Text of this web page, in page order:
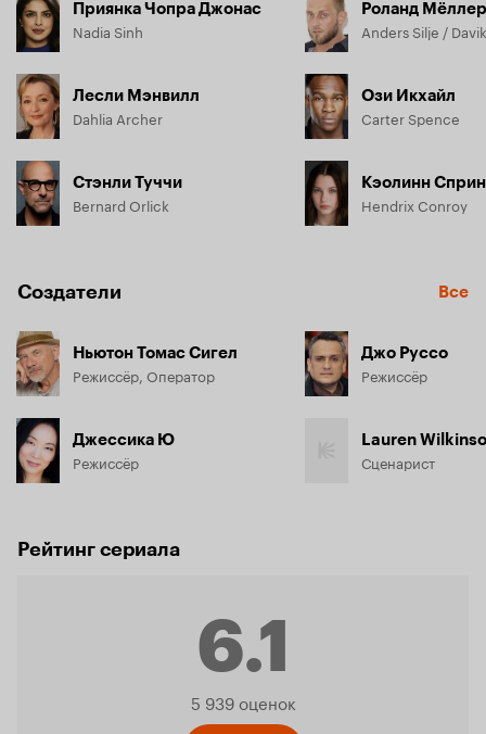
Приянка Чопра Джонас
Nadia Sinh
Лесли Мэнвилл
Dahlia Archer
Стэнли Туччи
Bernard Orlick
Роланд Мёллер
Anders Silje /
Ози Икхайл
Carter Spence
Кэолинн
Hendrix Conroy
Создатели Все
Ньютон Томас Сигел
Режиссёр, Оператор
Джессика Ю
Режиссёр
Джо Руссо
Режиссёр
Lauren
Сценарист
Рейтинг сериала
6.1
Рейтинг
5 939 оценок